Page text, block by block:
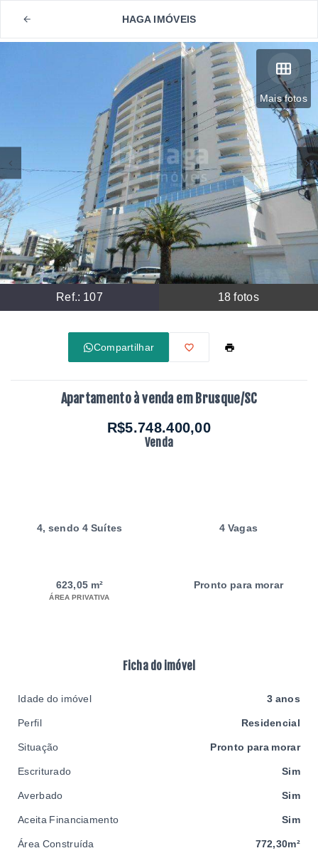
HAGA IMÓVEIS
Mais fotos
Ref.: 107 18 fotos
Compartilhar
Apartamento à venda em Brusque/SC
R$5.748.400,00
Venda
4, sendo 4 Suítes 4 Vagas
623,05 m²
ÁREA PRIVATIVA
Pronto para morar
Ficha do imóvel
Idade do imóvel 3 anos
Perfil Residencial
Situação Pronto para morar
Escriturado Sim
Averbado Sim
Aceita Financiamento Sim
Área Construída 772,30m²